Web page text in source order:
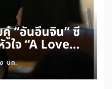
“อันอึนจิน” ซี
ใจ “A Love
บก.